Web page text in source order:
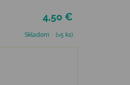
4,50 €
Skladom
(>5 ks)